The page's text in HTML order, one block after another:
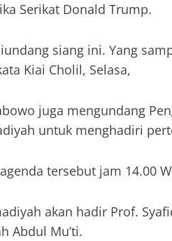
Serikat Donald Trump.
siang ini. Yang
Kiai Cholil, Selasa,
juga mengundang
untuk menghadiri
tersebut jam 14.00
akan hadir Prof.
Abdul Mu’ti.